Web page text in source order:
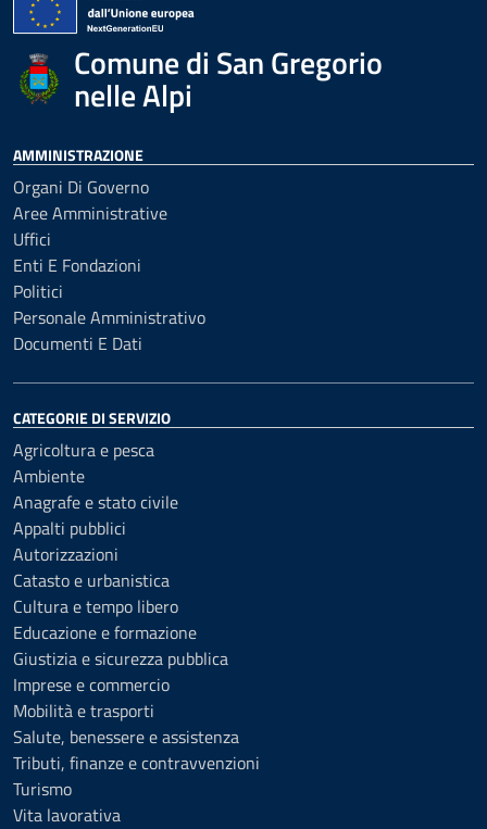
Comune di San Gregorio
nelle Alpi
AMMINISTRAZIONE
Organi Di Governo
Aree Amministrative
Uffici
Enti E Fondazioni
Politici
Personale Amministrativo
Documenti E Dati
CATEGORIE DI SERVIZIO
Agricoltura e pesca
Ambiente
Anagrafe e stato civile
Appalti pubblici
Autorizzazioni
Catasto e urbanistica
Cultura e tempo libero
Educazione e formazione
Giustizia e sicurezza pubblica
Imprese e commercio
Mobilità e trasporti
Salute, benessere e assistenza
Tributi, finanze e contravvenzioni
Turismo
Vita lavorativa